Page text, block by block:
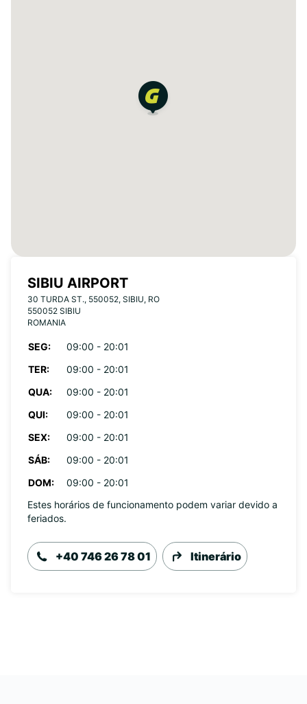
SIBIU AIRPORT
30 TURDA ST., 550052, SIBIU, RO
550052 SIBIU
ROMANIA
SEG:
09:00 - 20:01
TER:
09:00 - 20:01
QUA:
09:00 - 20:01
QUI:
09:00 - 20:01
SEX:
09:00 - 20:01
SÁB:
09:00 - 20:01
DOM:
09:00 - 20:01
Estes horários de funcionamento podem variar devido a
feriados.
+40 746 26 78 01 Itinerário